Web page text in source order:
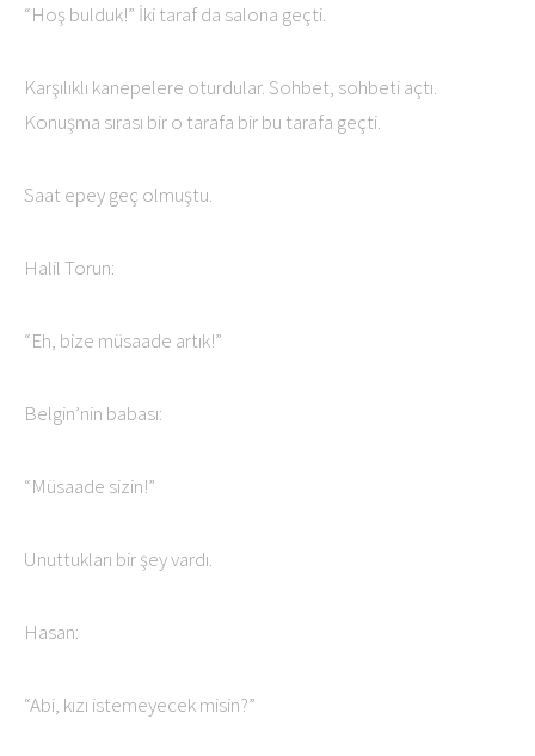
“Hoş bulduk!” İki taraf da salona geçti.
Karşılıklı kanepelere oturdular. Sohbet, sohbeti açtı.
Konuşma sırası bir o tarafa bir bu tarafa geçti.
Saat epey geç olmuştu.
Halil Torun:
“Eh, bize müsaade artık!”
Belgin’nin babası:
“Müsaade sizin!”
Unuttukları bir şey vardı.
Hasan:
“Abi, kızı istemeyecek misin?”